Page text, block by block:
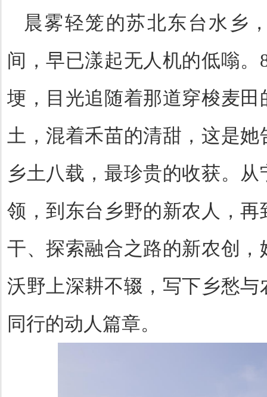
晨雾轻笼的苏北东台水乡
间，早已漾起无人机的低嗡。
埂，目光追随着那道穿梭麦
土，混着禾苗的清甜，这是
乡土八载，最珍贵的收获。
领，到东台乡野的新农人，
干、探索融合之路的新农创
沃野上深耕不辍，写下乡愁
同行的动人篇章。